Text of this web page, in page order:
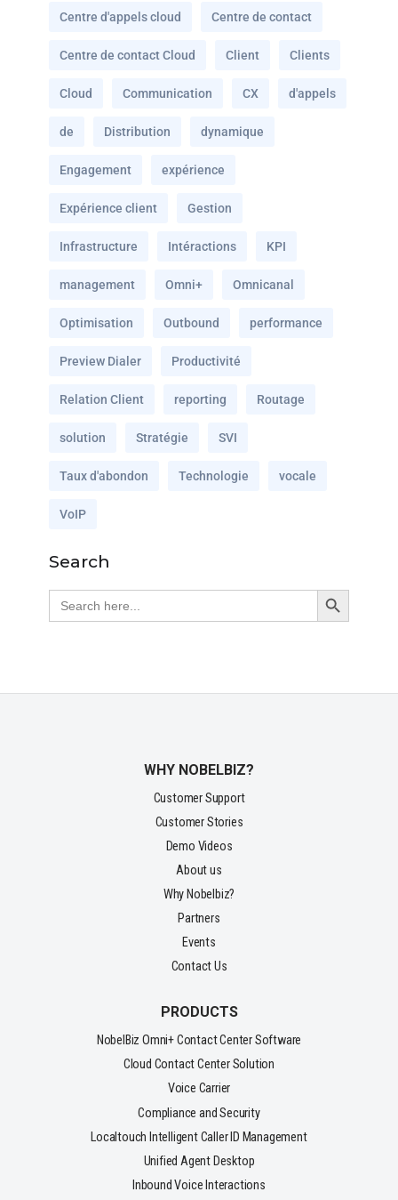
Centre d'appels cloud Centre de contact
Centre de contact Cloud Client Clients
Cloud Communication CX d'appels
de Distribution dynamique
Engagement expérience
Expérience client Gestion
Infrastructure Intéractions KPI
management Omni+ Omnicanal
Optimisation Outbound performance
Preview Dialer Productivité
Relation Client reporting Routage
solution Stratégie SVI
Taux d'abondon Technologie vocale
VoIP
Search
Search
for:
Search Button
WHY NOBELBIZ?
Customer Support
Customer Stories
Demo Videos
About us
Why Nobelbiz?
Partners
Events
Contact Us
PRODUCTS
NobelBiz Omni+ Contact Center Software
Cloud Contact Center Solution
Voice Carrier
Compliance and Security
Localtouch Intelligent Caller ID Management
Unified Agent Desktop
Inbound Voice Interactions